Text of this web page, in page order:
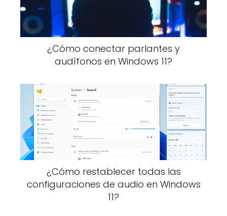
¿Cómo conectar parlantes y
audífonos en Windows 11?
¿Cómo restablecer todas las
configuraciones de audio en Windows
11?